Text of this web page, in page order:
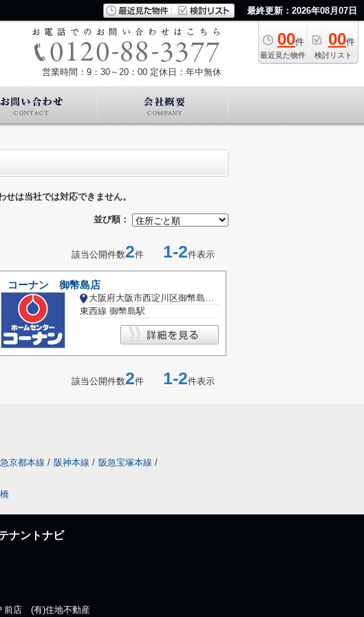
最終更新：2026年08月07日
00件
最近見た物件
00件
検討リスト
営業時間：9：30～20：00 定休日：年中無休
は当社では対応できません。
並び順：
該当公開件数2件 1-2件表示
コーナン 御幣島店
大阪府大阪市西淀川区御幣島２丁目
東西線 御幣島駅
該当公開件数2件 1-2件表示
京都本線 / 阪神本線 / 阪急宝塚本線 /
ナントナビ
前店 (有)住地不動産